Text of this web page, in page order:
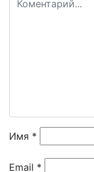
Имя *
Email *